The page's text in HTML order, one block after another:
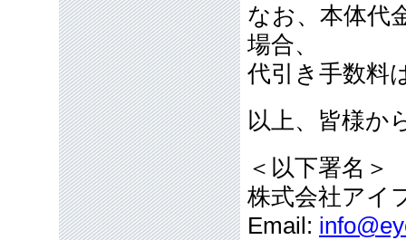
なお、本体代
場合、
代引き手数料
以上、皆様か
＜以下署名＞
株式会社アイ
Email: